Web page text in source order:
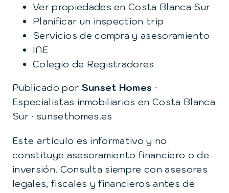
Ver propiedades en Costa Blanca Sur
Planificar un inspection trip
Servicios de compra y asesoramiento
INE
Colegio de Registradores
Publicado por Sunset Homes ·
Especialistas inmobiliarios en Costa Blanca
Sur · sunsethomes.es
Este artículo es informativo y no
constituye asesoramiento financiero o de
inversión. Consulta siempre con asesores
legales, fiscales y financieros antes de